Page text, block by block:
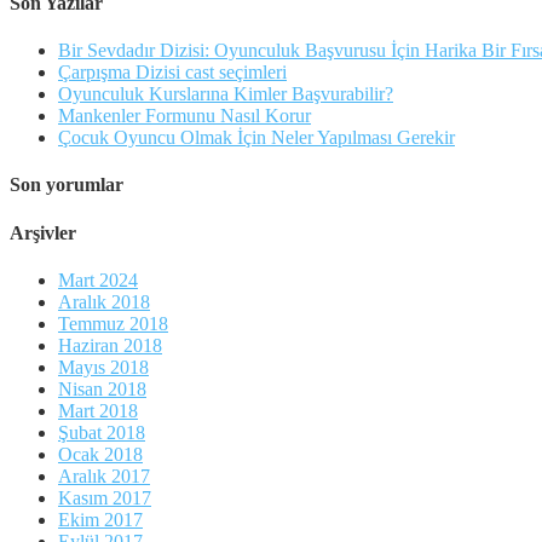
Bir Sevdadır Dizisi: Oyunculuk Başvurusu İçin Harika Bir
Çarpışma Dizisi cast seçimleri
Oyunculuk Kurslarına Kimler Başvurabilir?
Mankenler Formunu Nasıl Korur
Çocuk Oyuncu Olmak İçin Neler Yapılması Gerekir
Son yorumlar
Arşivler
Mart 2024
Aralık 2018
Temmuz 2018
Haziran 2018
Mayıs 2018
Nisan 2018
Mart 2018
Şubat 2018
Ocak 2018
Aralık 2017
Kasım 2017
Ekim 2017